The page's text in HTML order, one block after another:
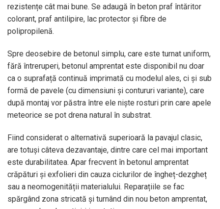
rezistențe cât mai bune. Se adaugă în beton praf întăritor
colorant, praf antilipire, lac protector și fibre de
polipropilenă.
Spre deosebire de betonul simplu, care este turnat uniform,
fără întreruperi, betonul amprentat este disponibil nu doar
ca o suprafață continuă imprimată cu modelul ales, ci și sub
formă de pavele (cu dimensiuni și contururi variante), care
după montaj vor păstra între ele niște rosturi prin care apele
meteorice se pot drena natural în substrat.
Fiind considerat o alternativă superioară la pavajul clasic,
are totuși câteva dezavantaje, dintre care cel mai important
este durabilitatea. Apar frecvent în betonul amprentat
crăpături și exfolieri din cauza ciclurilor de îngheț-dezgheț
sau a neomogenității materialului. Reparațiile se fac
spărgând zona stricată și turnând din nou beton amprentat,